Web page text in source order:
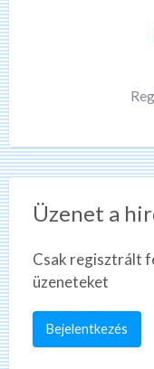
Üzenet a
Csak regisztrált
üzeneteket
Bejelentkezés